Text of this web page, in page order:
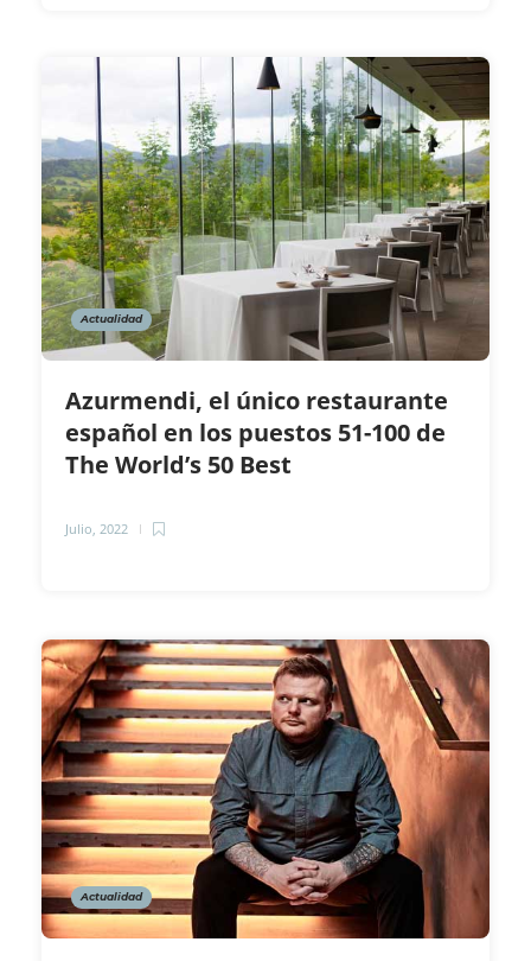
Actualidad
Azurmendi, el único restaurante
español en los puestos 51-100 de
The World’s 50 Best
Julio, 2022
Actualidad